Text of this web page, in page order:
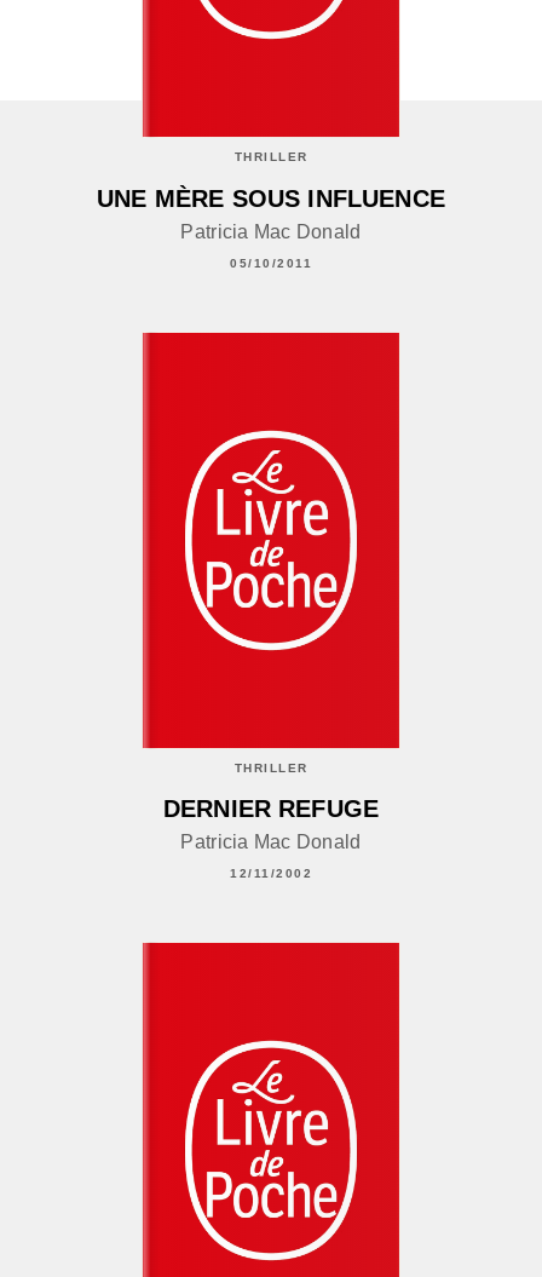
THRILLER
UNE MÈRE SOUS INFLUENCE
Patricia Mac Donald
05/10/2011
THRILLER
DERNIER REFUGE
Patricia Mac Donald
12/11/2002